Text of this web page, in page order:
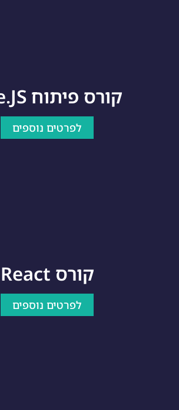
קורס פיתוח Vue.JS
לפרטים נוספים
קורס React
לפרטים נוספים